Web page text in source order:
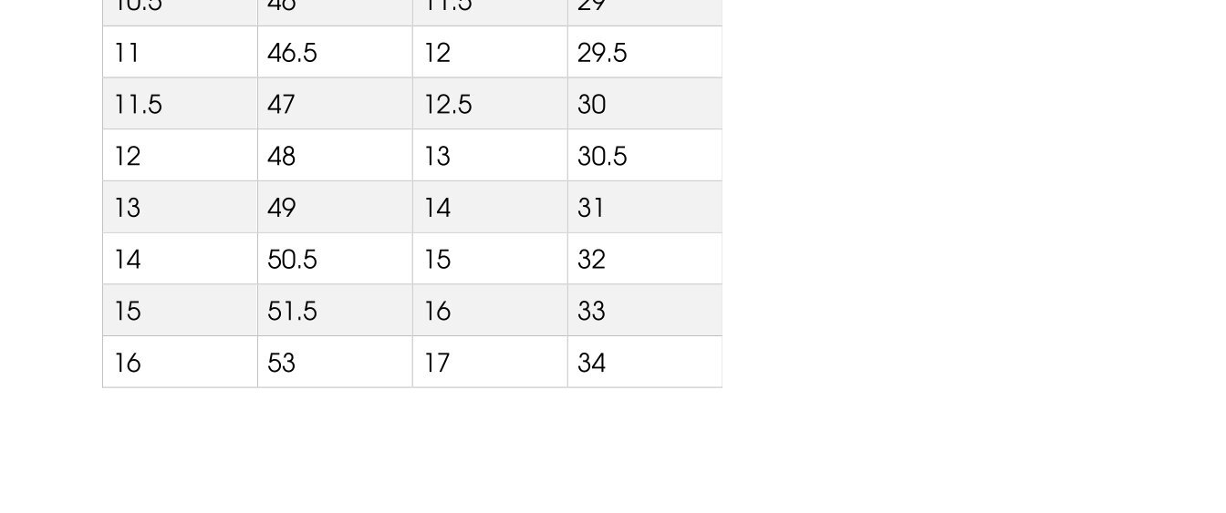
Обмен и возврат
Конфиденциальность